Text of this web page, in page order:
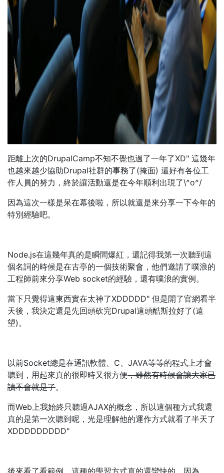
距離上次的DrupalCamp不知不覺也過了一年了XD" 這幾年
也越來越少協助Drupal社群的事務了(掩面) 還好有各位工
作人員的努力，終於讓活動還是在今年順利出現了\^o^/
因為這次一樣是呆在幕後啦，所以就還是來分享一下今年的
特別經驗吧。
Node.js在這幾年真的是瞬間爆紅，還記得我第一次聽到這
個名詞的時候是在古亭的一個技術聚會，他們邀請了噗浪的
工程師前來分享Web socket的經驗，還有噗浪的實例。
當下只覺得這東西實在太神了XDDDDD" 但是開了官網看半
天後，我決定還是先回頭砍完Drupal這頭酷斯拉好了(遠
望)。
以前Socket總是在通訊軟體、C、JAVA等等的程式上才會
聽到，用起來真的很即時又很方便，雖然有時候會讓大家已
讀不會就是了。
而Web上我始終只聽過AJAX的概念，所以這個種方式我還
真的是第一次聽到呢，光是理解他的運作方式就看了半天了
XDDDDDDDDD"
後來看了看範例，這種的學習方式真的還蠻快的，因為